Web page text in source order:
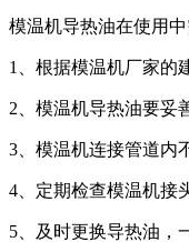
模温机导热油在使用中
1、根据模温机厂家的
2、模温机导热油要妥
3、模温机连接管道内
4、定期检查模温机接
5、及时更换导热油，